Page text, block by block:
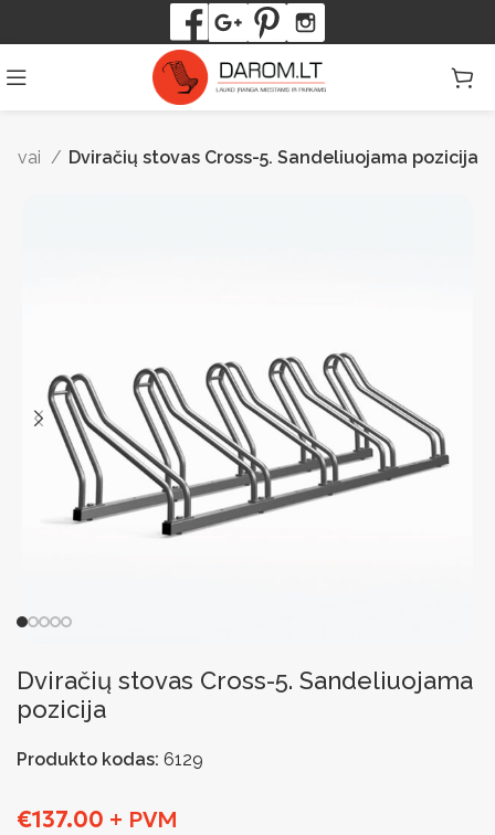
Dviračių stovas Cross-5. Sandeliuojama pozicija
Dviračių stovas Cross-5. Sandeliuojama
pozicija
Produkto kodas: 6129
€137.00 + PVM